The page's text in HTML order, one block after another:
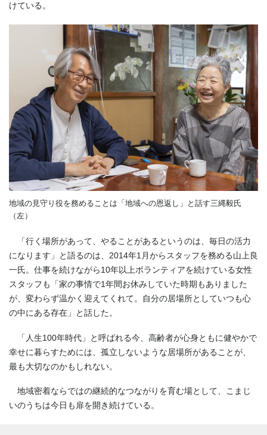
けている。
地域の見守り役を務めることは「地域への恩返し」と話す三縄毅氏
（左）
「行く場所があって、やることがあるというのは、毎日の活力
になります」と語るのは、2014年1月からスタッフを務める山上良
一氏。仕事を続けながら10年以上ボランティアを続けている女性
スタッフも「家の事情で1年間お休みしていた時期もありました
が、変わらず温かく迎えてくれて。自分の居場所としていつも心
の中にある存在」と話した。
「人生100年時代」と呼ばれる今、高齢者が心身ともに健やかで
幸せに暮らすためには、孤立しないような居場所があることが、
最も大切なのかもしれない。
地域密着ならではの継続的なつながりを育む場として、こまじ
いのうちは今日も扉を開き続けている。